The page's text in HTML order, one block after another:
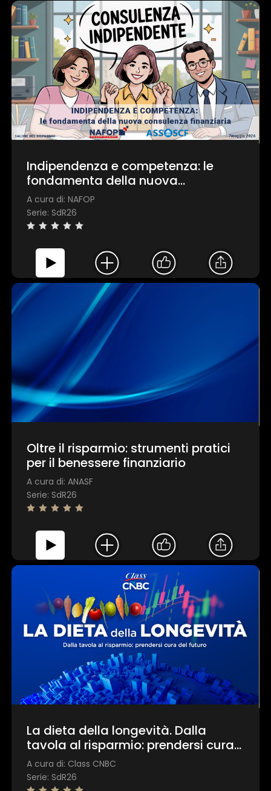
Indipendenza e competenza: le
fondamenta della nuova
consulenza finanziaria
A cura di: NAFOP
Serie: SdR26
Oltre il risparmio: strumenti pratici
per il benessere finanziario
A cura di: ANASF
Serie: SdR26
La dieta della longevità. Dalla
tavola al risparmio: prendersi cura
del futuro
A cura di: Class CNBC
Serie: SdR26